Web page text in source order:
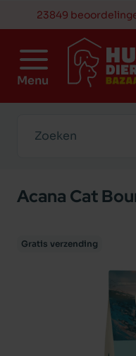
23849
Menu
Acana Cat
Gratis verzending